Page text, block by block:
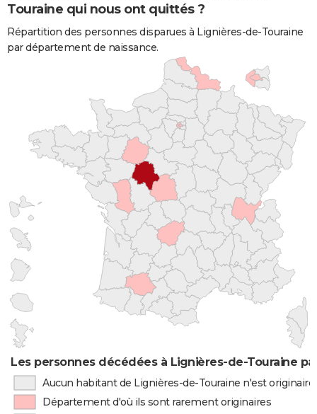
Touraine qui nous ont quittés ?
Répartition des personnes disparues à Lignières-de-Touraine
par département de naissance.
Les personnes décédées à Lignières-de-Touraine
Aucun habitant de Lignières-de-Touraine n'est
Département d'où ils sont rarement originaires